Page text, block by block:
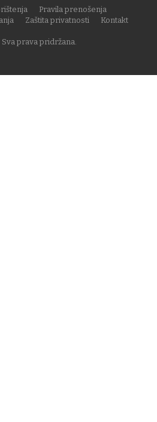
prava pridržana.
Pravila prenošenja
Zaštita privatnosti
Kontakt